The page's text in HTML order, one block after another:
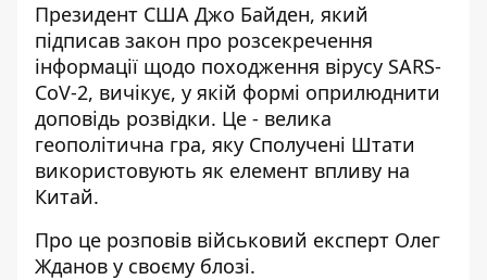
Президент США Джо Байден, який
підписав закон про розсекречення
інформації щодо походження вірусу SARS-
CoV-2, вичікує, у якій формі оприлюднити
доповідь розвідки. Це - велика
геополітична гра, яку Сполучені Штати
використовують як елемент впливу на
Китай.
Про це розповів військовий експерт Олег
Жданов у своєму блозі.